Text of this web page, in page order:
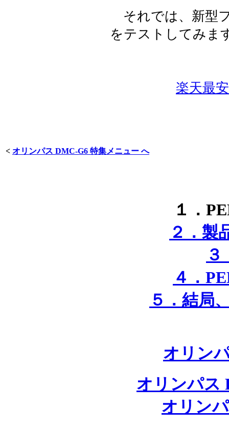
それでは、新型
をテストしてみま
楽天最
< オリンパス DMC-G6 特集メニュー へ
１．
２．製
４．
５．結局
オリン
オリンパス
オリン